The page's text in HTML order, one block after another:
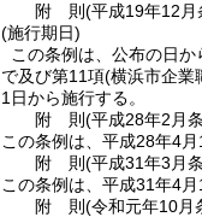
附 則(平成19年12月
(施行期日)
この条例は、公布の日か
で及び第11項(横浜市企業
1日から施行する。
附 則(平成28年2月
この条例は、平成28年4月
附 則(平成31年3月
この条例は、平成31年4月
附 則(令和元年10月